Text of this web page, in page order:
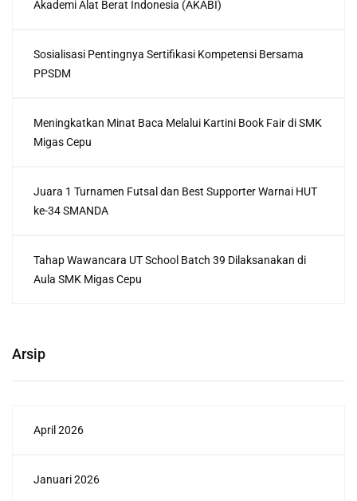
Akademi Alat Berat Indonesia (AKABI)
Sosialisasi Pentingnya Sertifikasi Kompetensi Bersama
PPSDM
Meningkatkan Minat Baca Melalui Kartini Book Fair di SMK
Migas Cepu
Juara 1 Turnamen Futsal dan Best Supporter Warnai HUT
ke-34 SMANDA
Tahap Wawancara UT School Batch 39 Dilaksanakan di
Aula SMK Migas Cepu
Arsip
April 2026
Januari 2026